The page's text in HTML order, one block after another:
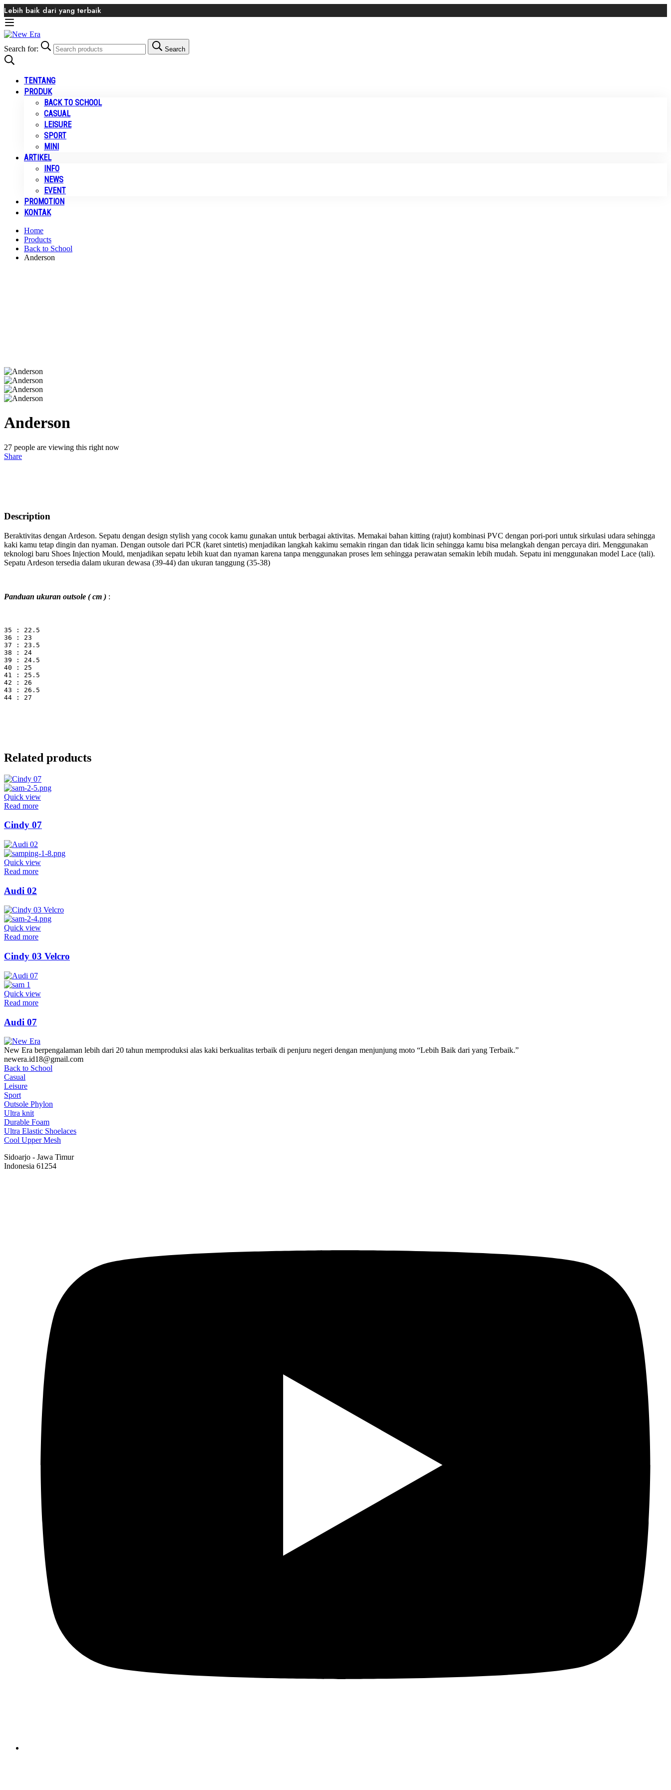
Lebih baik dari yang terbaik
Search for: Search
TENTANG
PRODUK
BACK TO SCHOOL
CASUAL
LEISURE
SPORT
MINI
ARTIKEL
INFO
NEWS
EVENT
PROMOTION
KONTAK
Home
Products
Back to School
Anderson
Anderson
27 people are viewing this right now
Share
Description
Beraktivitas dengan Ardeson. Sepatu dengan design stylish yang cocok kamu gunakan untuk berbagai aktivitas. Memakai bahan kitting (rajut) kombinasi PVC dengan pori-pori untuk sirkulasi udara sehingga
kaki kamu tetap dingin dan nyaman. Dengan outsole dari PCR (karet sintetis) menjadikan langkah kakimu semakin ringan dan tidak licin sehingga kamu bisa melangkah dengan percaya diri. Menggunakan
teknologi baru Shoes Injection Mould, menjadikan sepatu lebih kuat dan nyaman karena tanpa menggunakan proses lem sehingga perawatan semakin lebih mudah. Sepatu ini menggunakan model Lace (tali).
Sepatu Ardeson tersedia dalam ukuran dewasa (39-44) dan ukuran tanggung (35-38)
Panduan ukuran outsole ( cm ) :
35 : 22.5
36 : 23
37 : 23.5
38 : 24
39 : 24.5
40 : 25
41 : 25.5
42 : 26
43 : 26.5
44 : 27
Related products
Quick view
Read more
Cindy 07
Quick view
Read more
Audi 02
Quick view
Read more
Cindy 03 Velcro
Quick view
Read more
Audi 07
New Era berpengalaman lebih dari 20 tahun memproduksi alas kaki berkualitas terbaik di penjuru negeri dengan menjunjung moto “Lebih Baik dari yang Terbaik.”
newera.id18@gmail.com
Back to School
Casual
Leisure
Sport
Outsole Phylon
Ultra knit
Durable Foam
Ultra Elastic Shoelaces
Cool Upper Mesh
Sidoarjo - Jawa Timur
Indonesia 61254